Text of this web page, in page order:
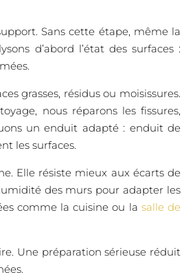
Sans cette étape, même la
d’abord l’état des surfaces :
grasses, résidus ou moisissures.
nous réparons les fissures,
un enduit adapté : enduit de
les surfaces.
Elle résiste mieux aux écarts de
des murs pour adapter les
comme la cuisine ou la salle de
Une préparation sérieuse réduit